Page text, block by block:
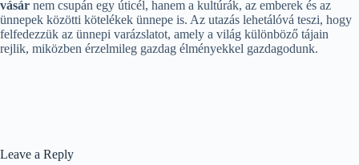
vásár nem csupán egy úticél, hanem a kultúrák, az emberek és az
ünnepek közötti kötelékek ünnepe is. Az utazás lehetálóvá teszi, hogy
felfedezzük az ünnepi varázslatot, amely a világ különböző tájain
rejlik, miközben érzelmileg gazdag élményekkel gazdagodunk.
Leave a Reply